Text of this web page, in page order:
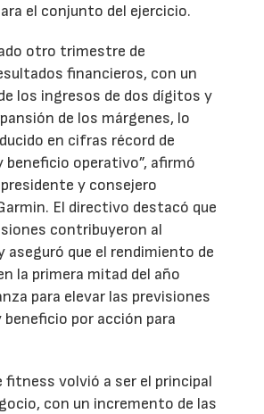
el conjunto del ejercicio.
otro trimestre de
financieros, con un
los ingresos de dos dígitos y
de los márgenes, lo
en cifras récord de
operativo”, afirmó
y consejero
El directivo destacó que
contribuyeron al
aseguró que el rendimiento de
la primera mitad del año
para elevar las previsiones
beneficio por acción para
fitness volvió a ser el principal
con un incremento de las